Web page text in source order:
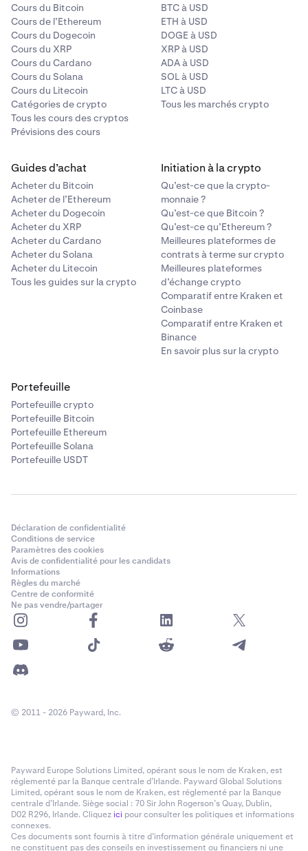
Cours du Bitcoin
Cours de l’Ethereum
Cours du Dogecoin
Cours du XRP
Cours du Cardano
Cours du Solana
Cours du Litecoin
Catégories de crypto
Tous les cours des cryptos
Prévisions des cours
BTC à USD
ETH à USD
DOGE à USD
XRP à USD
ADA à USD
SOL à USD
LTC à USD
Tous les marchés crypto
Guides d’achat
Acheter du Bitcoin
Acheter de l’Ethereum
Acheter du Dogecoin
Acheter du XRP
Acheter du Cardano
Acheter du Solana
Acheter du Litecoin
Tous les guides sur la crypto
Initiation à la crypto
Qu’est-ce que la crypto-
monnaie ?
Qu’est-ce que Bitcoin ?
Qu’est-ce qu’Ethereum ?
Meilleures plateformes de
contrats à terme sur crypto
Meilleures plateformes
d’échange crypto
Comparatif entre Kraken et
Coinbase
Comparatif entre Kraken et
Binance
En savoir plus sur la crypto
Portefeuille
Portefeuille crypto
Portefeuille Bitcoin
Portefeuille Ethereum
Portefeuille Solana
Portefeuille USDT
Déclaration de confidentialité
Conditions de service
Paramètres des cookies
Avis de confidentialité pour les candidats
Informations
Règles du marché
Centre de conformité
Ne pas vendre/partager
© 2011 - 2026 Payward, Inc.
Payward Europe Solutions Limited, opérant sous le nom de Kraken, est
réglementé par la Banque centrale d’Irlande. Payward Global Solutions
Limited, opérant sous le nom de Kraken, est réglementé par la Banque
centrale d’Irlande. Siège social : 70 Sir John Rogerson’s Quay, Dublin,
D02 R296, Irlande. Cliquezici pour consulter les politiques et informations
connexes.
Ces documents sont fournis à titre d’information générale uniquement et
ne constituent pas des conseils en investissement ou financiers ni une